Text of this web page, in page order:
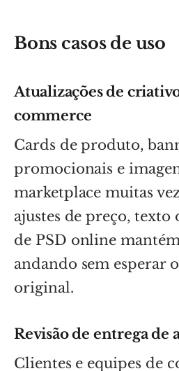
Bons casos de uso
Atualizações de
commerce
Cards de produto,
promocionais e
marketplace muitas
ajustes de preço, texto
de PSD online
andando sem esperar
original.
Revisão de entrega de
Clientes e equipes de